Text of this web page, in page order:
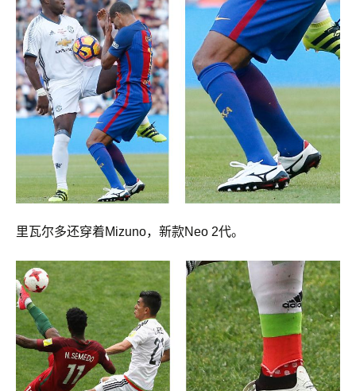
里瓦尔多还穿着Mizuno，新款Neo 2代。